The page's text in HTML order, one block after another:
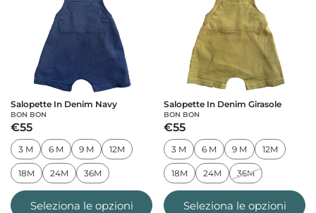
Salopette In Denim Navy
BON BON
€55
3 M 6 M 9 M 12M
18M 24M 36M
Seleziona le opzioni
Salopette In Denim Girasole
BON BON
€55
3 M 6 M 9 M 12M
18M 24M 36M
Seleziona le opzioni